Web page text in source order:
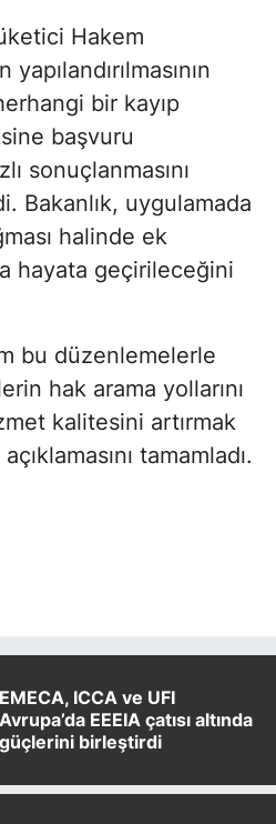
Hakem
bir kayıp
başvuru
sonuçlanmasını
Bakanlık, uygulamada
halinde ek
hayata geçirileceğini
bu düzenlemelerle
hak arama yollarını
kalitesini artırmak
tamamladı.
EMECA, ICCA ve UFI
Avrupa’da EEEIA çatısı altında
güçlerini birleştirdi